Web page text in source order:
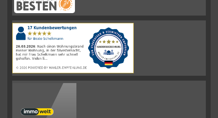
Schelkmann
Immobilienhat
|110Schelkmann
ImmobilienBewertungen
auf
werkenntdenBESTEN.de